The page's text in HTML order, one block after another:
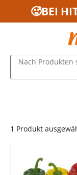
Zum Hauptinhalt
Zur Navigation
Zur Suche springen
🥵BEI
Nach Produkten
1 Produkt